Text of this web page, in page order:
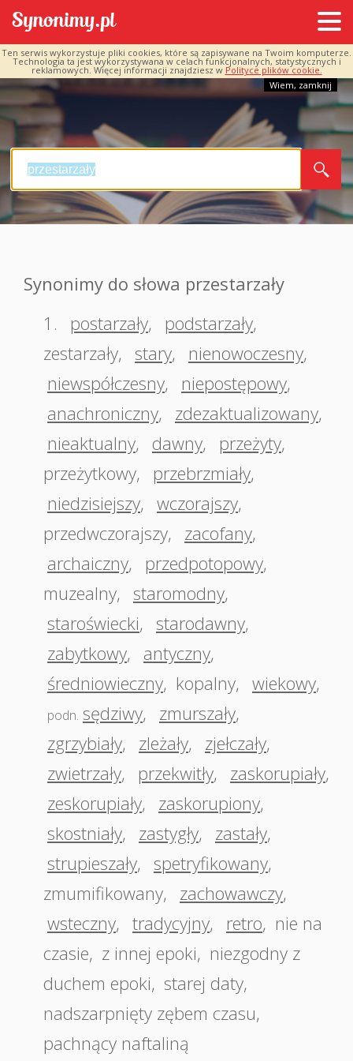
Ten serwis wykorzystuje pliki cookies, które są zapisywane na Twoim komputerze.
Technologia ta jest wykorzystywana w celach funkcjonalnych, statystycznych i
reklamowych. Więcej informacji znajdziesz w Polityce plików cookie.
Wiem, zamknij
Synonimy do słowa przestarzały
1.
postarzały, podstarzały,
zestarzały, stary, nienowoczesny,
niewspółczesny, niepostępowy,
anachroniczny, zdezaktualizowany,
nieaktualny, dawny, przeżyty,
przeżytkowy, przebrzmiały,
niedzisiejszy, wczorajszy,
przedwczorajszy, zacofany,
archaiczny, przedpotopowy,
muzealny, staromodny,
staroświecki, starodawny,
zabytkowy, antyczny,
średniowieczny, kopalny, wiekowy,
podn. sędziwy, zmurszały,
zgrzybiały, zleżały, zjełczały,
zwietrzały, przekwitły, zaskorupiały,
zeskorupiały, zaskorupiony,
skostniały, zastygły, zastały,
strupieszały, spetryfikowany,
zmumifikowany, zachowawczy,
wsteczny, tradycyjny, retro, nie na
czasie, z innej epoki, niezgodny z
duchem epoki, starej daty,
nadszarpnięty zębem czasu,
pachnący naftaliną